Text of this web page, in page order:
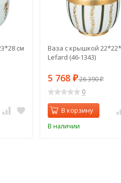
см
Ваза с крышкой
Lefard (46-1343)
5 768₽26 390₽
0
В корзину
В наличии